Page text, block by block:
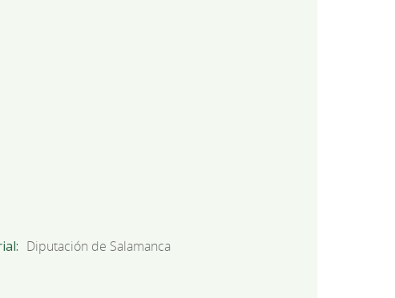
Diputación de Salamanca